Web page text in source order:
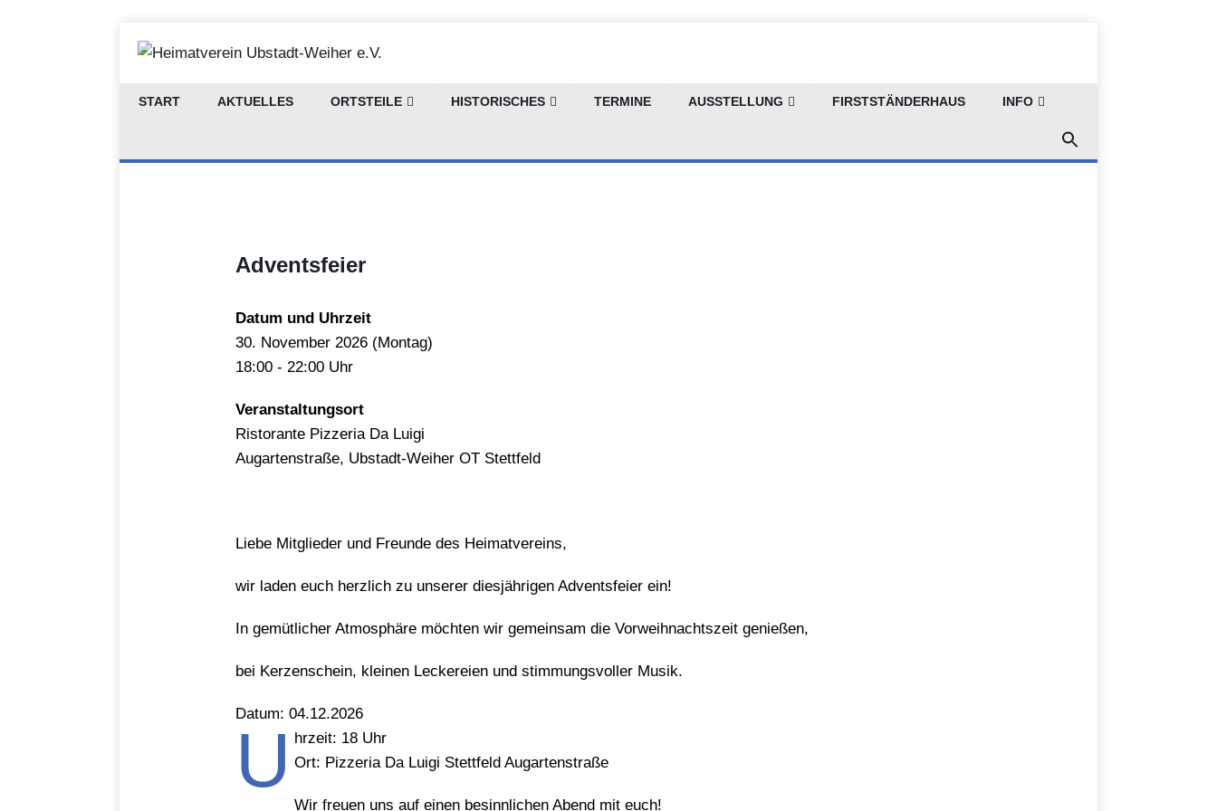
START AKTUELLES ORTSTEILE HISTORISCHES TERMINE AUSSTELLUNG FIRSTSTÄNDERHAUS INFO
Adventsfeier
Datum und Uhrzeit
30. November 2026 (Montag)
18:00 - 22:00 Uhr
Veranstaltungsort
Ristorante Pizzeria Da Luigi
Augartenstraße, Ubstadt-Weiher OT Stettfeld
Liebe Mitglieder und Freunde des Heimatvereins,
wir laden euch herzlich zu unserer diesjährigen Adventsfeier ein!
In gemütlicher Atmosphäre möchten wir gemeinsam die Vorweihnachtszeit genießen,
bei Kerzenschein, kleinen Leckereien und stimmungsvoller Musik.
Datum: 04.12.2026
U hrzeit: 18 Uhr
Ort: Pizzeria Da Luigi Stettfeld Augartenstraße
Wir freuen uns auf einen besinnlichen Abend mit euch!